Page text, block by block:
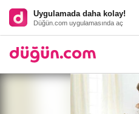
Uygulamada daha kolay!
Düğün.com uygulamasında aç